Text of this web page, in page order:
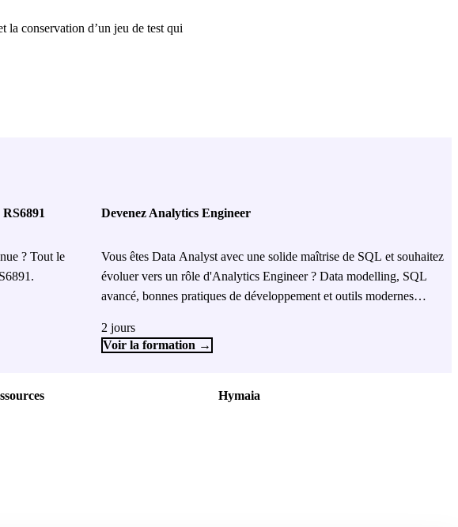
la conservation d’un jeu de test qui
? Tout le
Devenez Analytics Engineer
Vous êtes Data Analyst avec une solide maîtrise de SQL et souhaitez
évoluer vers un rôle d'Analytics Engineer ? Data modelling, SQL
avancé, bonnes pratiques de développement et outils modernes
2 jours
Voir la formation →
Hymaia